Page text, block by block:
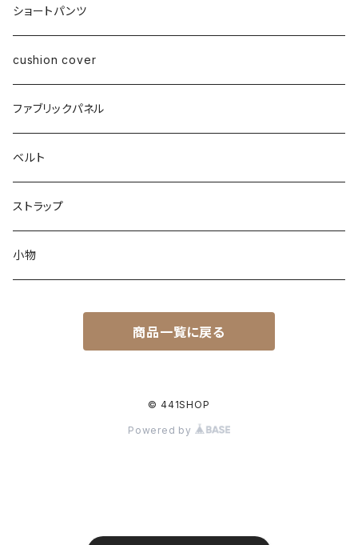
ショートパンツ
cushion cover
ファブリックパネル
ベルト
ストラップ
小物
商品一覧に戻る
© 441SHOP
Powered by